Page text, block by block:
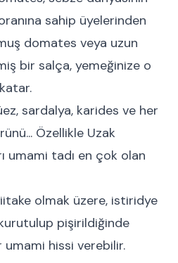
sahip üyelerinden
domates veya uzun
bir salça, yemeğinize o
sardalya, karides ve her
Özellikle Uzak
umami tadı en çok olan
olmak üzere, istiridye
pişirildiğinde
hissi verebilir.